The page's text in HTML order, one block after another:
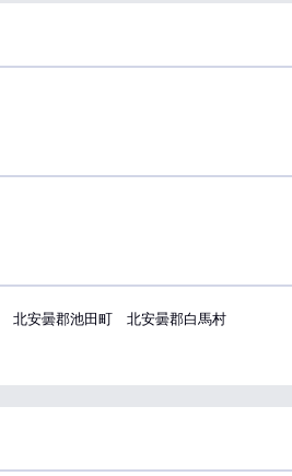
北安曇郡池田町
北安曇郡白馬村